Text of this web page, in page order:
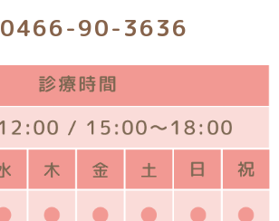
0466-90-3636